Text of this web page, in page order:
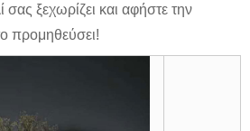
ξεχωρίζει και αφήστε την
προμηθεύσει!